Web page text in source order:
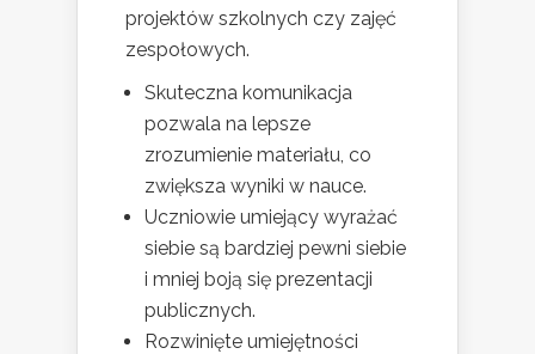
projektów szkolnych czy zajęć
zespołowych.
Skuteczna komunikacja
pozwala na lepsze
zrozumienie materiału, co
zwiększa wyniki w nauce.
Uczniowie umiejący wyrażać
siebie są bardziej pewni siebie
i mniej boją się prezentacji
publicznych.
Rozwinięte umiejętności